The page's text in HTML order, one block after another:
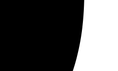
отличные